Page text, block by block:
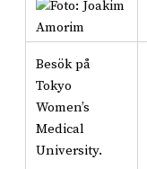
Besök på
Tokyo
Women’s
Medical
University.